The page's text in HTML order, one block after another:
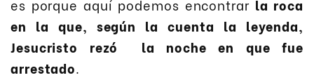
es porque aquí podemos encontrar la roca
en la que, según la cuenta la leyenda,
Jesucristo rezó la noche en que fue
arrestado.